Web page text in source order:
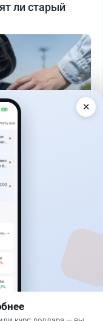
ли старый
✕